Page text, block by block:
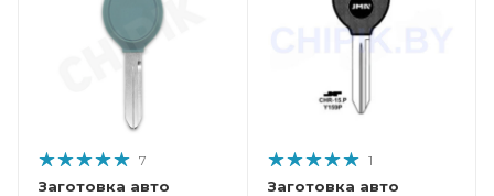
7
Заготовка авто
1
Заготовка авто